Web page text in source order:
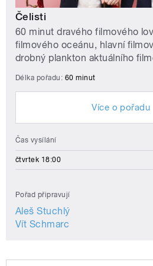
Čelisti
60 minut dravého filmového
filmového oceánu, hlavní
drobný plankton aktuálního
Délka pořadu: 60 minut
Více o pořadu
Čas vysílání
čtvrtek 18:00
Pořad připravují
Aleš Stuchlý
Vít Schmarc